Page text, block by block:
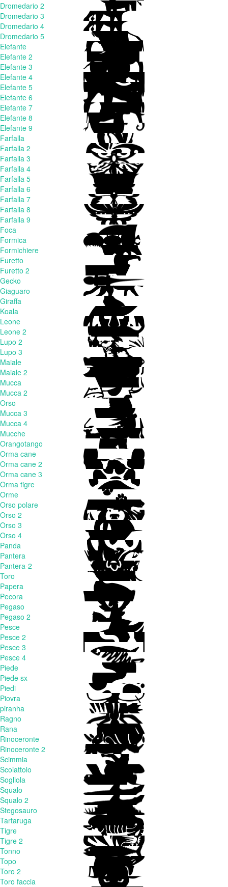
Dromedario 2
Dromedario 3
Dromedario 4
Dromedario 5
Elefante
Elefante 2
Elefante 3
Elefante 4
Elefante 5
Elefante 6
Elefante 7
Elefante 8
Elefante 9
Farfalla
Farfalla 2
Farfalla 3
Farfalla 4
Farfalla 5
Farfalla 6
Farfalla 7
Farfalla 8
Farfalla 9
Foca
Formica
Formichiere
Furetto
Furetto 2
Gecko
Giaguaro
Giraffa
Koala
Leone
Leone 2
Lupo 2
Lupo 3
Maiale
Maiale 2
Mucca
Mucca 2
Orso
Mucca 3
Mucca 4
Mucche
Orangotango
Orma cane
Orma cane 2
Orma cane 3
Orma tigre
Orme
Orso polare
Orso 2
Orso 3
Orso 4
Panda
Pantera
Pantera-2
Toro
Papera
Pecora
Pegaso
Pegaso 2
Pesce
Pesce 2
Pesce 3
Pesce 4
Piede
Piede sx
Piedi
Piovra
piranha
Ragno
Rana
Rinoceronte
Rinoceronte 2
Scimmia
Scoiattolo
Sogliola
Squalo
Squalo 2
Stegosauro
Tartaruga
Tigre
Tigre 2
Tonno
Topo
Toro 2
Toro faccia